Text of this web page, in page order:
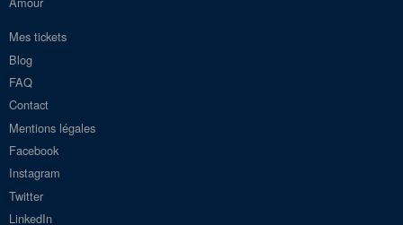
Mes tickets
Blog
FAQ
Contact
Mentions légales
Facebook
Instagram
Twitter
LinkedIn